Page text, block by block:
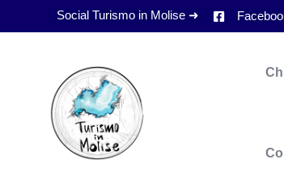
Social Turismo in Molise ➜